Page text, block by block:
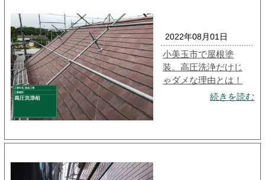
2022年08月01日
小美玉市で屋根塗
装。高圧洗浄だけじ
ゃダメな理由とは！
続きを読む